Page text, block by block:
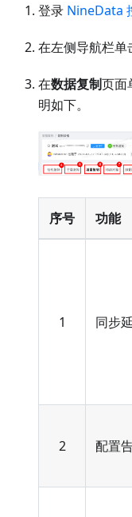
登录 NineData
在左侧导航栏单
在数据复制页面
明如下。
序号 功能
1 同步
2 配置